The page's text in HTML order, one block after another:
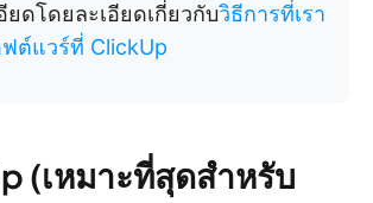
ยดโดยละเอียดเกี่ยวกับวิธีการที่เรา
ต์แวร์ที่ ClickUp
(เหมาะที่สุดสำหรับ